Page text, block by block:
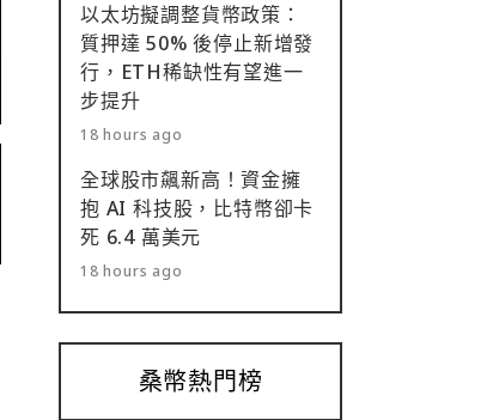
以太坊擬調整貨幣政策：
質押達 50% 後停止新增發
行，ETH稀缺性有望進一
步提升
18 hours ago
全球股市飆新高！資金擁
抱 AI 科技股，比特幣卻卡
死 6.4 萬美元
18 hours ago
桑幣熱門榜